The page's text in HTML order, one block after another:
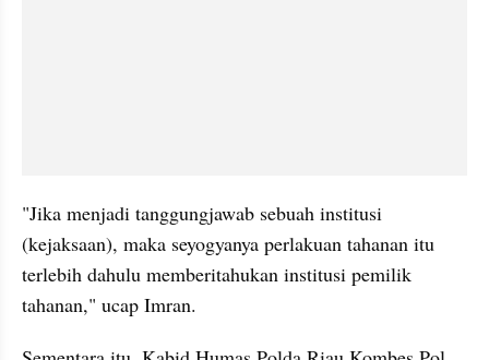
"Jika menjadi tanggungjawab sebuah institusi
(kejaksaan), maka seyogyanya perlakuan tahanan itu
terlebih dahulu memberitahukan institusi pemilik
tahanan," ucap Imran.